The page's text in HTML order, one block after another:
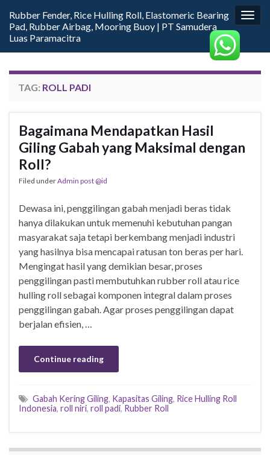
Rubber Fender, Rice Hulling Roll, Elastomeric Bearing
Pad, Rubber Airbag, Mooring Buoy | PT Samudera
Luas Paramacitra
TAG: ROLL PADI
Bagaimana Mendapatkan Hasil
Giling Gabah yang Maksimal dengan
Roll?
Filed underAdmin post @id
Dewasa ini, penggilingan gabah menjadi beras tidak
hanya dilakukan untuk memenuhi kebutuhan pangan
masyarakat saja tetapi berkembang menjadi industri
yang hasilnya bisa mencapai ratusan ton beras per hari.
Mengingat hasil yang demikian besar, proses
penggilingan pasti membutuhkan rubber roll atau rice
hulling roll sebagai komponen integral dalam proses
penggilingan gabah. Agar proses penggilingan dapat
berjalan efisien, …
Continue reading
Gabah Kering Giling, Kapasitas Giling, Rice Hulling Roll
Indonesia, roll niri, roll padi, Rubber Roll